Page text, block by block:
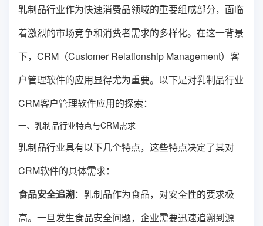
乳制品行业作为快速消费品领域的重要组成部分，面临
着激烈的市场竞争和消费者需求的多样化。在这一背景
下，CRM（Customer Relationship Management）客
户管理软件的应用显得尤为重要。以下是对乳制品行业
CRM客户管理软件应用的探索：
一、乳制品行业特点与CRM需求
乳制品行业具有以下几个特点，这些特点决定了其对
CRM软件的具体需求：
食品安全追溯：乳制品作为食品，对安全性的要求极
高。一旦发生食品安全问题，企业需要迅速追溯到源